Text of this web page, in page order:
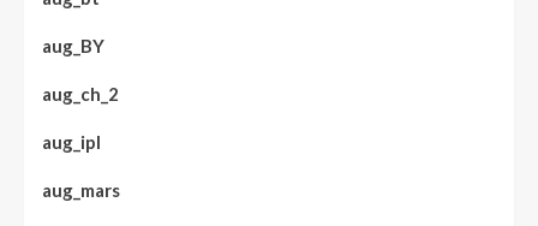
aug_BY
aug_ch_2
aug_ipl
aug_mars